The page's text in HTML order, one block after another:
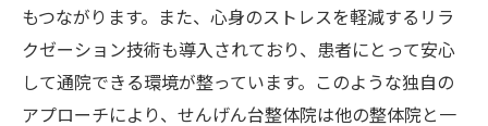
患者の声に見る腰痛改善の実際の効果
せんげん台整体で得られる健康的な暮らし
もつながります。また、心身のストレスを軽減するリラ
クゼーション技術も導入されており、患者にとって安心
して通院できる環境が整っています。このような独自の
アプローチにより、せんげん台整体院は他の整体院と一